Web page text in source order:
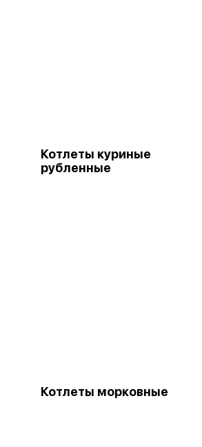
Котлеты куриные
рубленные
Котлеты морковные